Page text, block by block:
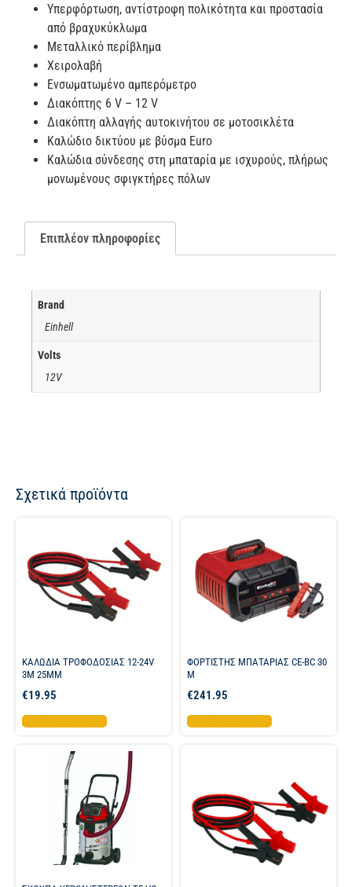
Υπερφόρτωση, αντίστροφη πολικότητα και προστασία
από βραχυκύκλωμα
Μεταλλικό περίβλημα
Χειρολαβή
Ενσωματωμένο αμπερόμετρο
Διακόπτης 6 V – 12 V
Διακόπτη αλλαγής αυτοκινήτου σε μοτοσικλέτα
Καλώδιο δικτύου με βύσμα Euro
Καλώδια σύνδεσης στη μπαταρία με ισχυρούς, πλήρως
μονωμένους σφιγκτήρες πόλων
Επιπλέον πληροφορίες
Brand
Einhell
Volts
12V
Σχετικά προϊόντα
ΚΑΛΩΔΙΑ ΤΡΟΦΟΔΟΣΙΑΣ 12-24V
3M 25MM
€19.95
Προσθήκη στο καλάθι
ΦΟΡΤΙΣΤΗΣ ΜΠΑΤΑΡΙΑΣ CE-BC 30
M
€241.95
Προσθήκη στο καλάθι